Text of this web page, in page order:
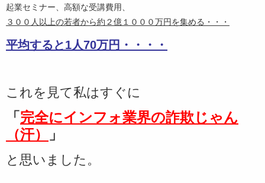
起業セミナー、高額な受講費用、
３００人以上の若者から約２億１０００万円を集める・・・
平均すると1人70万円・・・・
これを見て私はすぐに
「 完全にインフォ業界の詐欺じゃん
（汗）
」
と思いました。